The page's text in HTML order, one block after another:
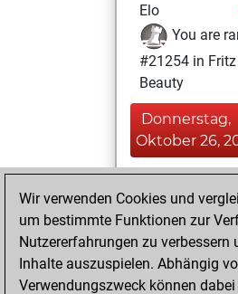
Elo
You are
#21254 in Fritz
Beauty
Donnerstag,
Oktober 26,
You
BeautyScore
You
achieved a
of 1581
Wir verwenden Cookies und
um bestimmte Funktionen zur
Nutzererfahrungen zu verbessern
Inhalte auszuspielen. Abhängig
Verwendungszweck können